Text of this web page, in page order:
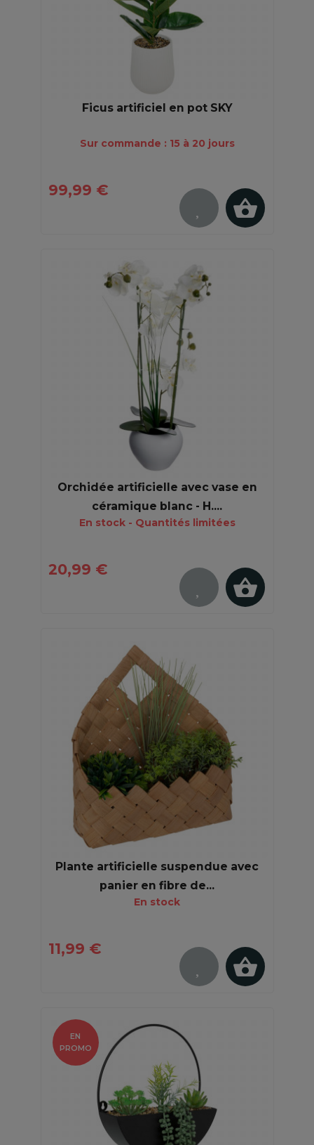
Ficus artificiel en pot SKY
Sur commande : 15 à 20 jours
99,99 €
Orchidée artificielle avec vase en
céramique blanc - H....
En stock - Quantités limitées
20,99 €
Plante artificielle suspendue avec
panier en fibre de...
En stock
11,99 €
EN
PROMO